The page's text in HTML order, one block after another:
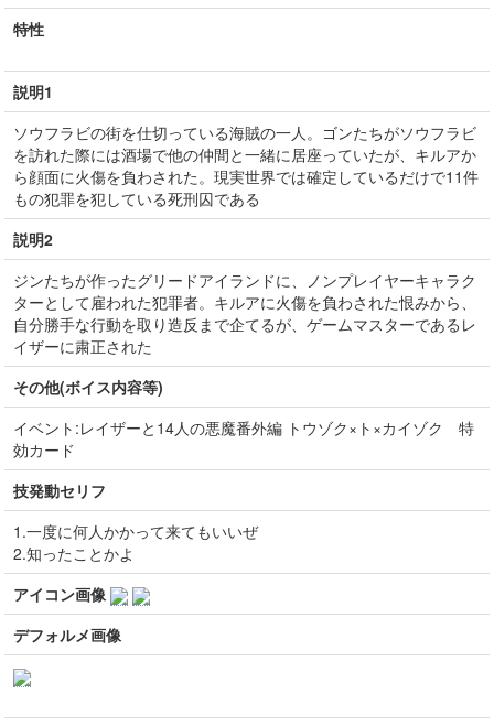
特性
説明1
ソウフラビの街を仕切っている海賊の一人。ゴンたちがソウフラビ
を訪れた際には酒場で他の仲間と一緒に居座っていたが、キルアか
ら顔面に火傷を負わされた。現実世界では確定しているだけで11件
もの犯罪を犯している死刑囚である
説明2
ジンたちが作ったグリードアイランドに、ノンプレイヤーキャラク
ターとして雇われた犯罪者。キルアに火傷を負わされた恨みから、
自分勝手な行動を取り造反まで企てるが、ゲームマスターであるレ
イザーに粛正された
その他(ボイス内容等)
イベント:レイザーと14人の悪魔番外編 トウゾク×ト×カイゾク 特
効カード
技発動セリフ
1.一度に何人かかって来てもいいぜ
2.知ったことかよ
アイコン画像
デフォルメ画像